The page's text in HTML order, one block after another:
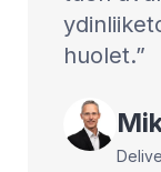
huolet.